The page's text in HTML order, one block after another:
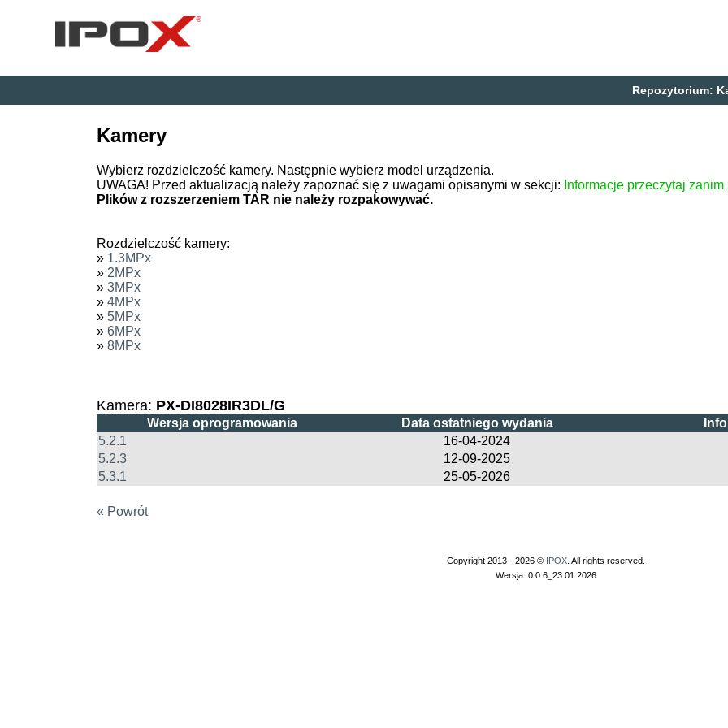
Repozytorium:
Kamery
Wybierz rozdzielczość kamery. Następnie wybierz model urządzenia.
UWAGA! Przed aktualizacją należy zapoznać się z uwagami opisanymi w sekcji: Informacje przeczytaj
Plików z rozszerzeniem TAR nie należy rozpakowywać.
Rozdzielczość kamery:
» 1.3MPx
» 2MPx
» 3MPx
» 4MPx
» 5MPx
» 6MPx
» 8MPx
Kamera: PX-DI8028IR3DL/G
Wersja oprogramowania Data ostatniego wydania
5.2.1
16-04-2024
5.2.3
12-09-2025
5.3.1
25-05-2026
« Powrót
Copyright 2013 - 2026 © IPOX . All rights reserved.
Wersja: 0.0.6_23.01.2026